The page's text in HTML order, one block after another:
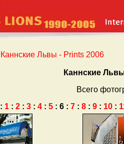
Каннские Львы - Prints 2006
Каннские
Всего
: 1: 2: 3: 4: 5: 6: 7: 8: 9: 10: